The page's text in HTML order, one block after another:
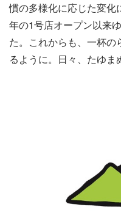
慣の多様化に応じた変化
年の1号店オープン以来
た。これからも、一杯
るように。日々、たゆま